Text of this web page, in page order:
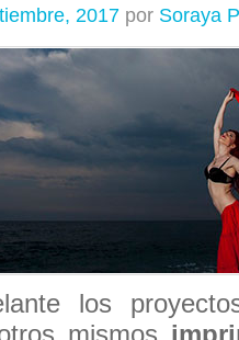
2017 por Soraya
los
mismos